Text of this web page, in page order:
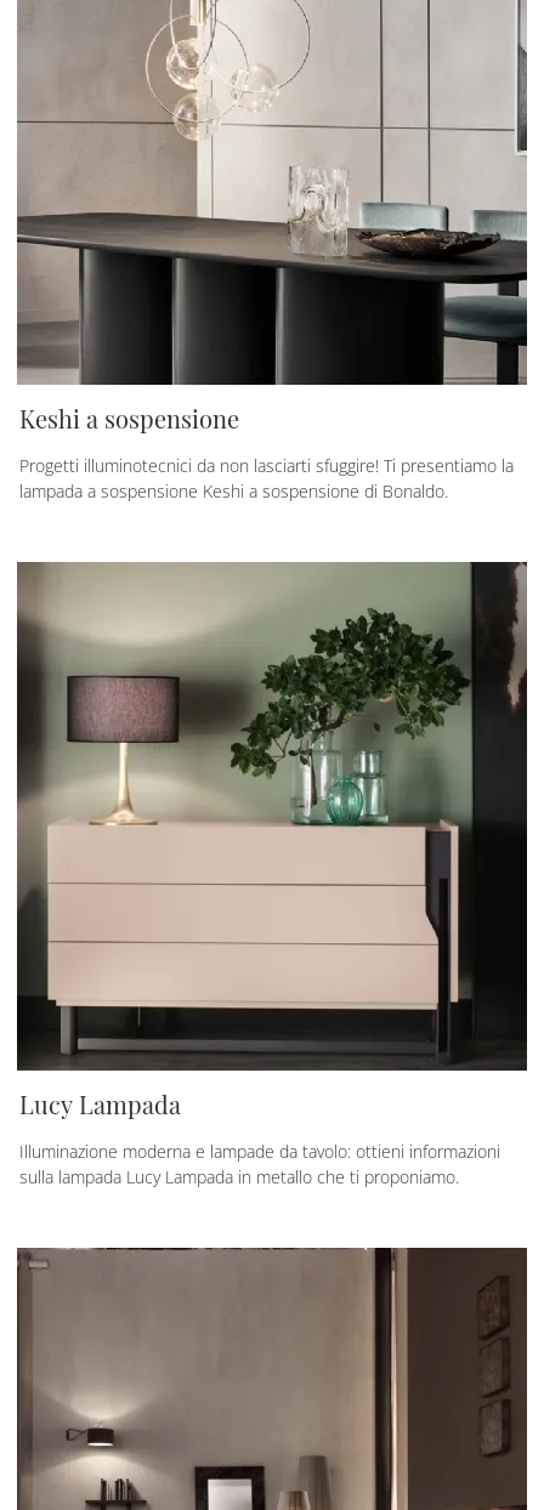
Keshi a sospensione
Progetti illuminotecnici da non lasciarti sfuggire! Ti presentiamo la
lampada a sospensione Keshi a sospensione di Bonaldo.
Lucy Lampada
Illuminazione moderna e lampade da tavolo: ottieni informazioni
sulla lampada Lucy Lampada in metallo che ti proponiamo.